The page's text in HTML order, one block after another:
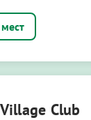
Club